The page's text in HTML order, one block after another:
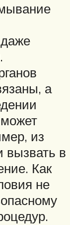
а
из
вызвать в
Как
не